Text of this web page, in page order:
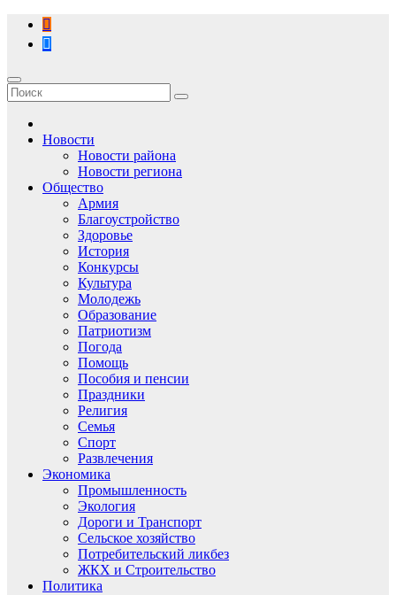
Перейти
содержимому
Новости
Новости района
Новости региона
Общество
Армия
Благоустройство
Здоровье
История
Конкурсы
Культура
Молодежь
Образование
Патриотизм
Погода
Помощь
Пособия и пенсии
Праздники
Религия
Семья
Спорт
Развлечения
Экономика
Промышленность
Экология
Дороги и Транспорт
Сельское хозяйство
Потребительский ликбез
ЖКХ и Строительство
Политика